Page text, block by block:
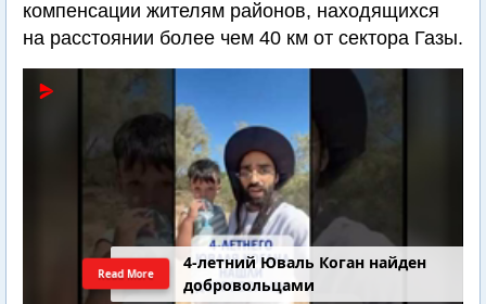
компенсации жителям районов, находящихся
на расстоянии более чем 40 км от сектора Газы.
4-летний Юваль Коган найден
добровольцами
Read More